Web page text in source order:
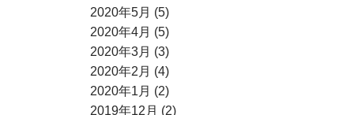
2020年5月 (5)
2020年4月 (5)
2020年3月 (3)
2020年2月 (4)
2020年1月 (2)
2019年12月 (2)